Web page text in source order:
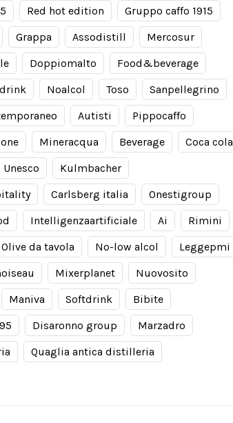
Red hot edition
Gruppo caffo 1915
Grappa Assodistill
Mercosur
Doppiomalto
Food&beverage
Noalcol Toso
Sanpellegrino
Autisti
Pippocaffo
Mineracqua Beverage
Coca cola
Unesco
Kulmbacher
Carlsberg italia
Onestigroup
Intelligenzaartificiale Ai
Rimini
Olive da tavola No-low alcol
Leggepmi
Mixerplanet
Nuovosito
Maniva Softdrink
Bibite
Disaronno group
Marzadro
Quaglia antica distilleria